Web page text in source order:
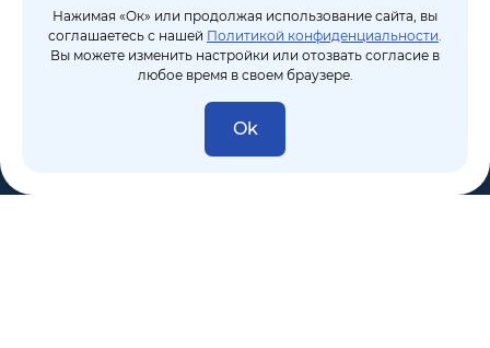
Нажимая «Ок» или продолжая использование сайта, вы
соглашаетесь с нашей Политикой конфиденциальности.
Вы можете изменить настройки или отозвать согласие в
любое время в своем браузере.
Ok